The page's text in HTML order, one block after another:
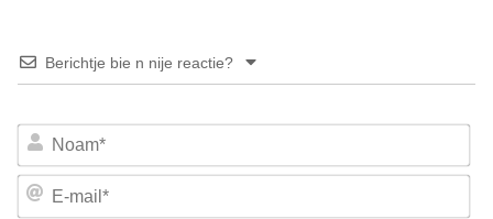
Berichtje bie n nije reactie?
E-